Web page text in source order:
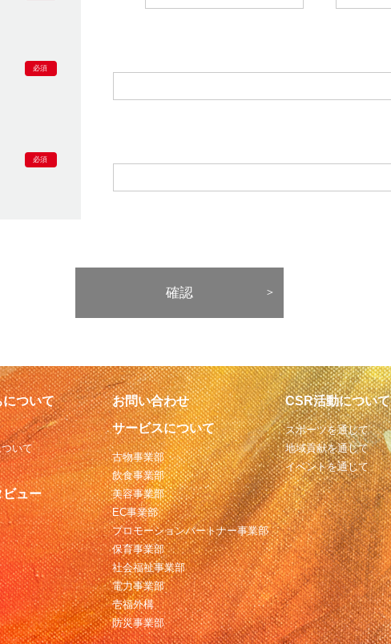
について
いて
ビュー
お問い合わせ
サービスについて
古物事業部
飲食事業部
美容事業部
EC事業部
プロモーションパートナー事業部
保育事業部
社会福祉事業部
電力事業部
壱福外構
防災事業部
CSR活動について
スポーツを通じて
地域貢献を通じて
イベントを通じて